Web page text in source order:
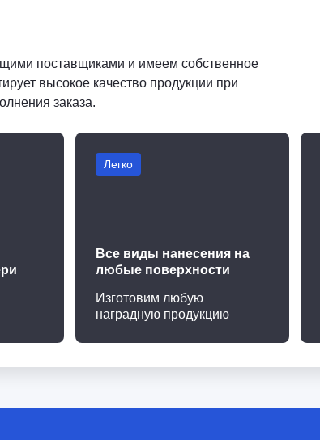
поставщиками и имеем собственное
высокое качество продукции при
заказа.
Легко
Все виды нанесения на
любые поверхности
Изготовим любую
наградную продукцию